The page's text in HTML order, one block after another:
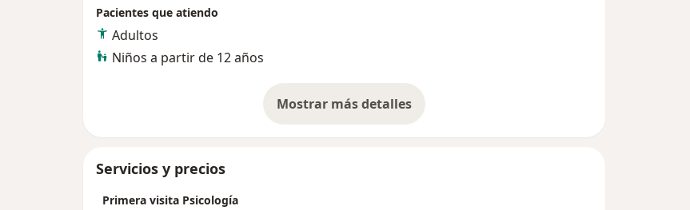
Pacientes que atiendo
Adultos
Niños a partir de 12 años
Mostrar más detalles
sobre la experiencia
Servicios y precios
Primera visita Psicología